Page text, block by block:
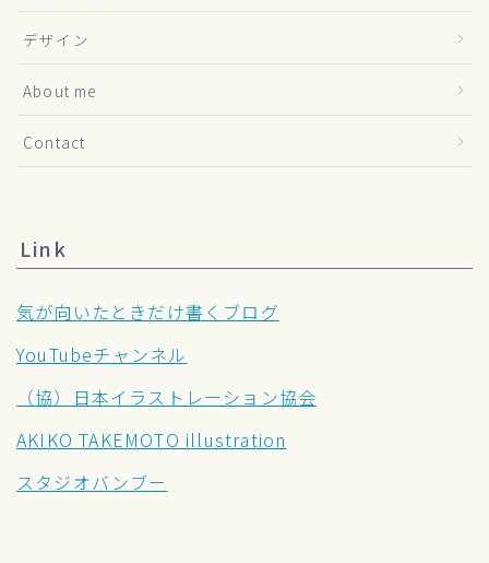
デザイン
About me
Contact
Link
気が向いたときだけ書くブログ
YouTubeチャンネル
（協）日本イラストレーション協会
AKIKO TAKEMOTO illustration
スタジオバンブー